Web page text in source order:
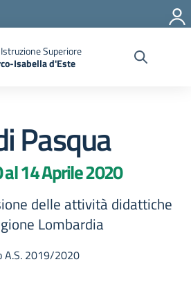
Superiore
Isabella d'Este
Pasqua
14 Aprile 2020
delle attività didattiche
Lombardia
A.S. 2019/2020